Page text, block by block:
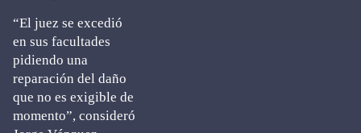
“El juez se excedió
en sus facultades
pidiendo una
reparación del daño
que no es exigible de
momento”, consideró